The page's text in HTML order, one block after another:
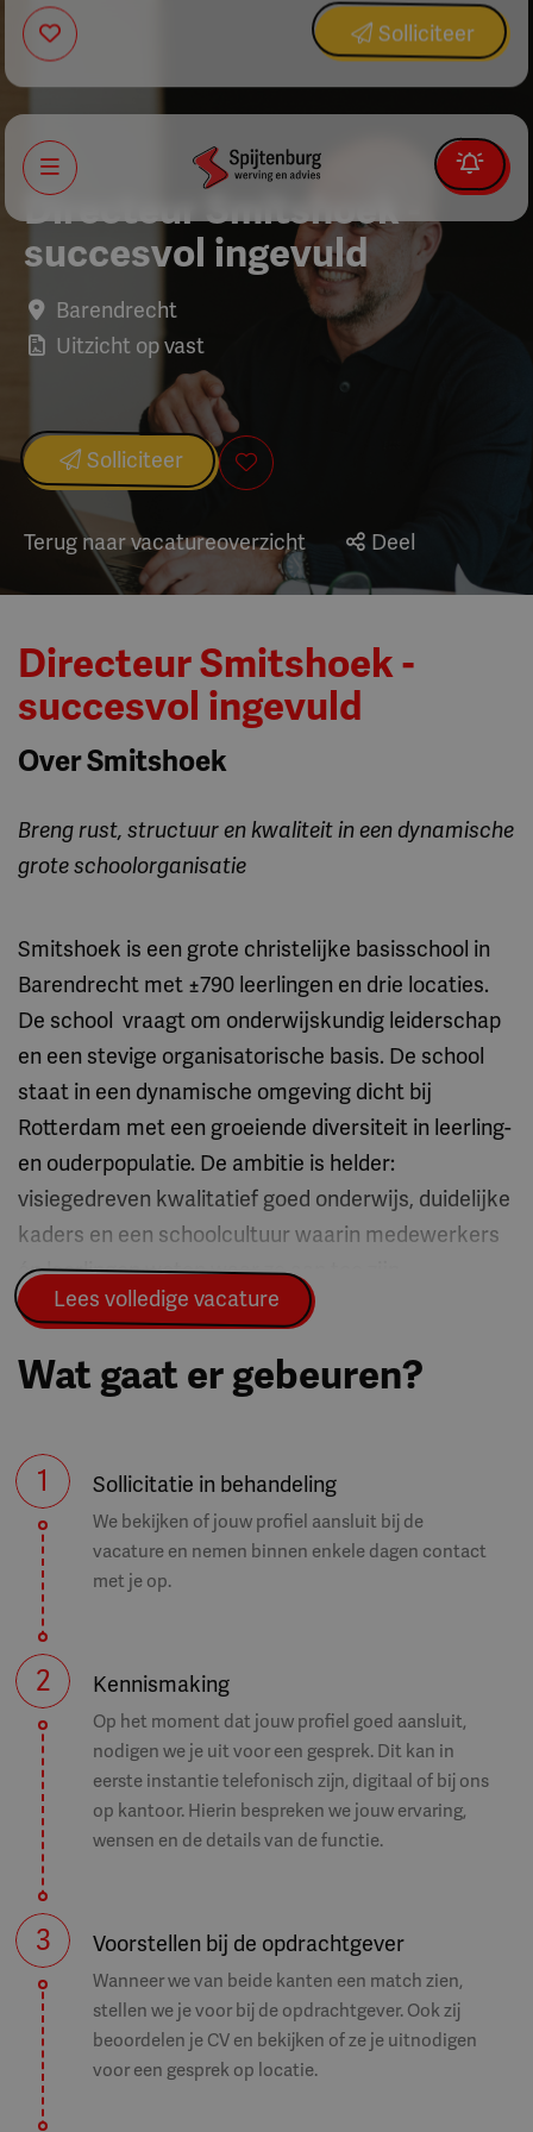
Solliciteer
Menu
Directeur Smitshoek -
succesvol ingevuld
Barendrecht
Uitzicht op vast
Solliciteer
Terug naar vacatureoverzicht Deel
Directeur Smitshoek -
succesvol ingevuld
Over Smitshoek
Breng rust, structuur en kwaliteit in een dynamische
grote schoolorganisatie
Smitshoek is een grote christelijke basisschool in
Barendrecht met ±790 leerlingen en drie locaties.
De school vraagt om onderwijskundig leiderschap
en een stevige organisatorische basis. De school
staat in een dynamische omgeving dicht bij
Rotterdam met een groeiende diversiteit in leerling-
en ouderpopulatie. De ambitie is helder:
visiegedreven kwalitatief goed onderwijs, duidelijke
kaders en een schoolcultuur waarin medewerkers
én leerlingen weten waar ze aan toe zijn.
Smitshoek is een christelijke basisschool met een
werken enthousiaste professionals die willen
richting en een sterke 'paraplu' verwachten om dat
in gezamenlijkheid te kunnen creëren. Dat is
precies wat jij brengt.
De school is onderdeel van PCPO Barendrecht en
Ridderkerk, een stichting met 11 basisscholen.
PCPO streeft naar het ontwikkelen van integrale
kindcentra, waar onderwijs en kinderopvang onder
één leidinggevende vallen. Met steun van een
betrokken bestuurder en het PCPO bestuursbureau
werk je aan een heldere lijn, krijg je ruimte om een
duurzame organisatie neer te zetten en op termijn
met eigen kinderopvang een kindcentrum te
vormen.
De opgave
Smitshoek vierde in 2024 haar 150-jarige bestaan.
Lees volledige vacature
Wat gaat er gebeuren?
1 Sollicitatie in behandeling
We bekijken of jouw profiel aansluit bij de
vacature en nemen binnen enkele dagen contact
met je op.
2 Kennismaking
Op het moment dat jouw profiel goed aansluit,
nodigen we je uit voor een gesprek. Dit kan in
eerste instantie telefonisch zijn, digitaal of bij ons
op kantoor. Hierin bespreken we jouw ervaring,
wensen en de details van de functie.
3 Voorstellen bij de opdrachtgever
Wanneer we van beide kanten een match zien,
stellen we je voor bij de opdrachtgever. Ook zij
beoordelen je CV en bekijken of ze je uitnodigen
voor een gesprek op locatie.